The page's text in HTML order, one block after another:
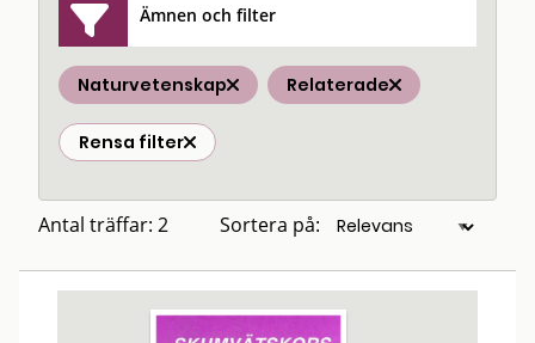
Ämnen och filter
Naturvetenskap Relaterade
Rensa filter
Antal träffar: 2 Sortera på: